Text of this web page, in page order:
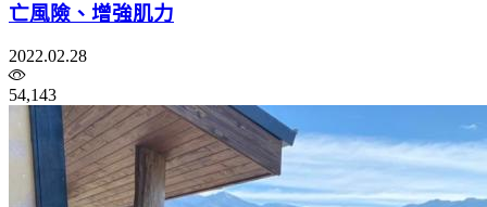
亡風險、增強肌力
2022.02.28
54,143